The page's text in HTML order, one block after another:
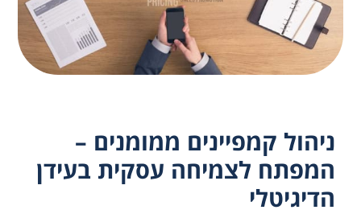
ניהול קמפיינים ממומנים –
המפתח לצמיחה עסקית בעידן
הדיגיטלי